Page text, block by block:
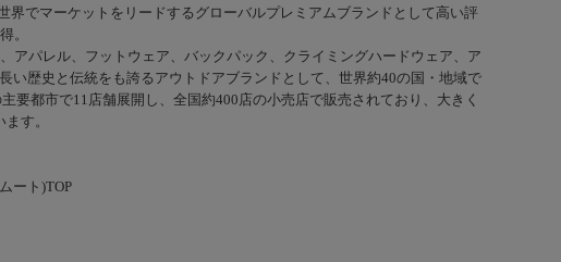
でマーケットをリードするグローバルプレミアムブランドとして高い評
。
アパレル、フットウェア、バックパック、クライミングハードウェア、ア
歴史と伝統をも誇るアウトドアブランドとして、世界約40の国・地域で
都市で11店舗展開し、全国約400店の小売店で販売されており、大きく
す。
ート)TOP